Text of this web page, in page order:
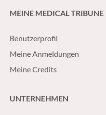
MEINE MEDICAL TRIBUNE
Benutzerprofil
Meine Anmeldungen
Meine Credits
UNTERNEHMEN